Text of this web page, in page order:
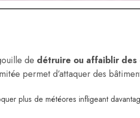
de détruire ou affaiblir des
permet d’attaquer des
plus de météores infligeant